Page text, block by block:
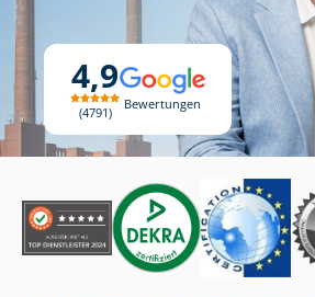
4,9
4791
Bewertungen